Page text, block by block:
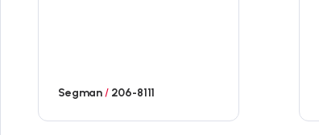
Segman/206-8111